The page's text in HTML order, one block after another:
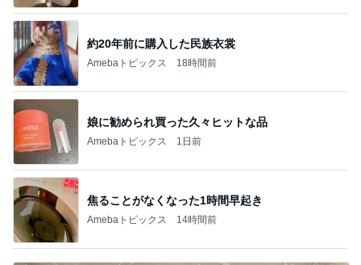
約20年前に購入した民族衣裳
Amebaトピックス 18時間前
娘に勧められ買った久々ヒットな品
Amebaトピックス 1日前
焦ることがなくなった1時間早起き
Amebaトピックス 14時間前